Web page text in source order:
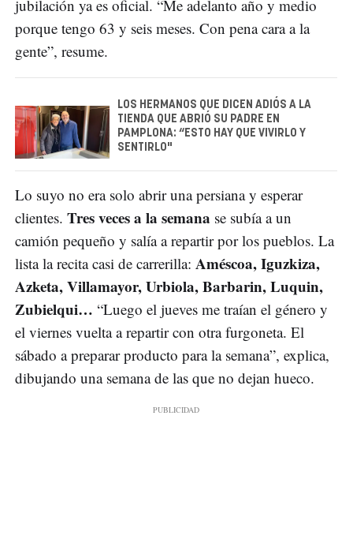
jubilación ya es oficial. “Me adelanto año y medio
porque tengo 63 y seis meses. Con pena cara a la
gente”, resume.
LOS HERMANOS QUE DICEN ADIÓS A LA
TIENDA QUE ABRIÓ SU PADRE EN
PAMPLONA: “ESTO HAY QUE VIVIRLO Y
SENTIRLO"
Lo suyo no era solo abrir una persiana y esperar
clientes. Tres veces a la semana se subía a un
camión pequeño y salía a repartir por los pueblos. La
lista la recita casi de carrerilla: Améscoa, Iguzkiza,
Azketa, Villamayor, Urbiola, Barbarin, Luquin,
Zubielqui… “Luego el jueves me traían el género y
el viernes vuelta a repartir con otra furgoneta. El
sábado a preparar producto para la semana”, explica,
dibujando una semana de las que no dejan hueco.